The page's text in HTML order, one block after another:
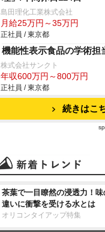
島田理化工業株式会社
月給25万円～35万円
正社員 / 東京都
機能性表示食品の学術担
株式会社サンクト
年収600万円～800万円
正社員 / 東京都
続きはこ
茶葉で一目瞭然の浸透力！味
違いに衝撃を受ける水とは
オリコンタイアップ特集